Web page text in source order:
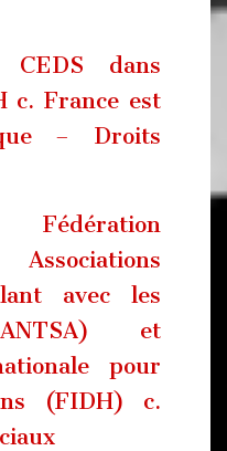
dans
c. France est
– Droits
avec les
et
pour
(FIDH) c.